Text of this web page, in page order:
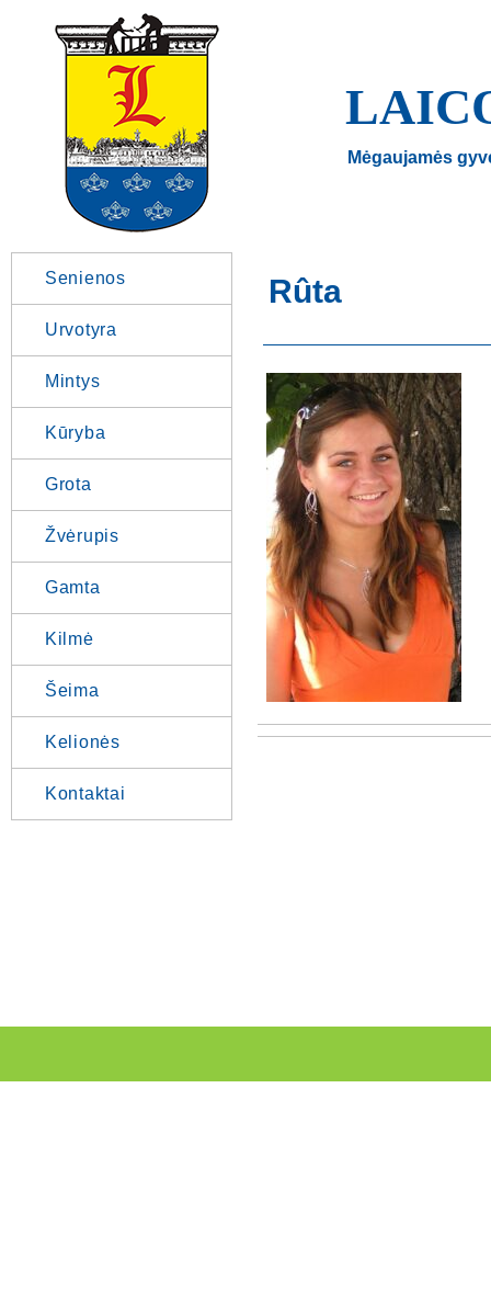
Mėgaujamės
Senienos
Urvotyra
Mintys
Kūryba
Grota
Žvėrupis
Gamta
Kilmė
Šeima
Kelionės
Kontaktai
Rûta